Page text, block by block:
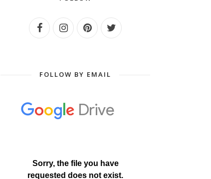
FOLLOW BY EMAIL